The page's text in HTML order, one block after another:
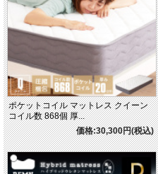
ポケットコイル マットレス クイーン
コイル数 868個 厚...
価格:30,300円(税込)